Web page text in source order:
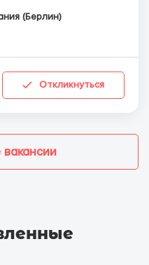
(Берлин)
Откликнуться
вакансии